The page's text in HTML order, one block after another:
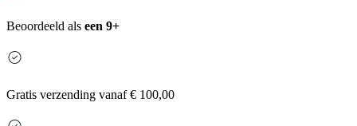
Beoordeeld als een 9+
Gratis verzending vanaf € 100,00